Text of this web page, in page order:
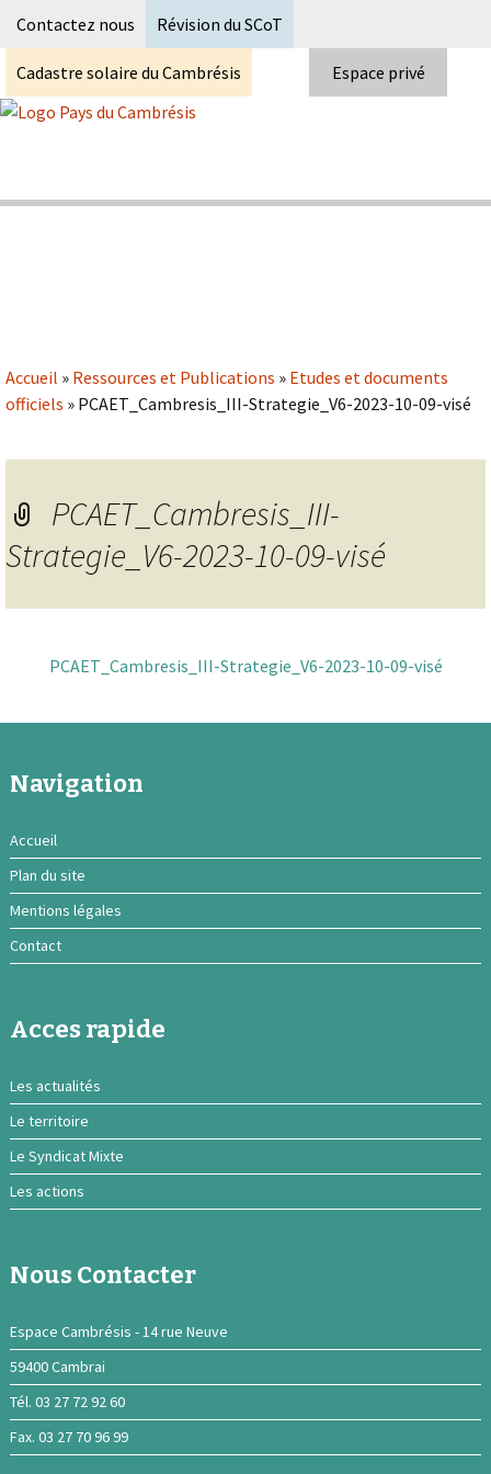
Contactez nous Révision du SCoT
Cadastre solaire du Cambrésis Espace privé
Accueil » Ressources et Publications » Etudes et documents
officiels » PCAET_Cambresis_III-Strategie_V6-2023-10-09-visé
PCAET_Cambresis_III-
Strategie_V6-2023-10-09-visé
PCAET_Cambresis_III-Strategie_V6-2023-10-09-visé
Navigation
Accueil
Plan du site
Mentions légales
Contact
Acces rapide
Les actualités
Le territoire
Le Syndicat Mixte
Les actions
Nous Contacter
Espace Cambrésis - 14 rue Neuve
59400 Cambrai
Tél. 03 27 72 92 60
Fax. 03 27 70 96 99